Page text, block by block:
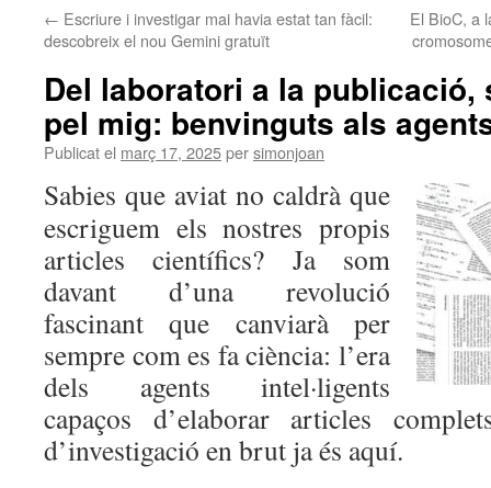
← Escriure i investigar mai havia estat tan fàcil:
descobreix el nou Gemini gratuït
El BioC, a
Del laboratori a la publicació,
pel mig: benvinguts als
Publicat el març 17, 2025persimonjoan
Sabies que aviat no caldrà que
escriguem els nostres propis
articles científics? Ja som
davant d’una revolució
fascinant que canviarà per
sempre com es fa ciència: l’era
dels agents intel·ligents
capaços d’elaborar articles
d’investigació en brut ja és aquí.